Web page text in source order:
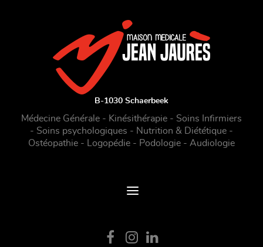
B-1030 Schaerbeek
Médecine Générale - Kinésithérapie - Soins Infirmiers
- Soins psychologiques - Nutrition & Diététique -
Ostéopathie - Logopédie - Podologie - Audiologie